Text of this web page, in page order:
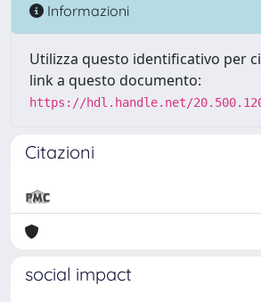
Informazioni
Utilizza questo identificativo per
link a questo documento:
https://hdl.handle.net/
Citazioni
social impact